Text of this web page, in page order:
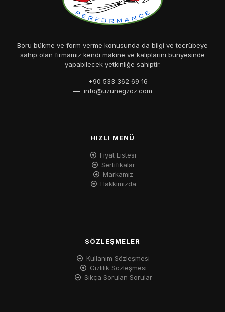
Boru bükme ve form verme konusunda da bilgi ve tecrübeye
sahip olan firmamız kendi makine ve kalıplarını bünyesinde
yapabilecek yetkinliğe sahiptir.
— +90 533 362 69 16
— info@uzunegzoz.com
HIZLI MENÜ
Fiyat Listesi
Sertifikalar
Markamız
Hakkımızda
SÖZLEŞMELER
Kullanım Sözleşmesi
Gizlilik Sözleşmesi
Sıkça Sorulan Sorular